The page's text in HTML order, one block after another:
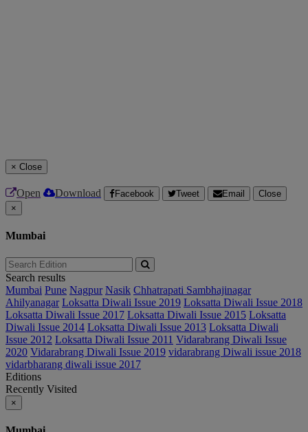
× Close
Open Download Facebook Tweet Email
Close
×
Mumbai
Search results
Mumbai Pune Nagpur Nasik Chhatrapati Sambhajinagar
Ahilyanagar Loksatta Diwali Issue 2019 Loksatta Diwali Issue 2018
Loksatta Diwali Issue 2017 Loksatta Diwali Issue 2015 Loksatta
Diwali Issue 2014 Loksatta Diwali Issue 2013 Loksatta Diwali
Issue 2012 Loksatta Diwali Issue 2011 Vidarabrang Diwali Issue
2020 Vidarabrang Diwali Issue 2019 vidarabrang Diwali issue 2018
vidarbharang diwali issue 2017
Editions
Recently Visited
×